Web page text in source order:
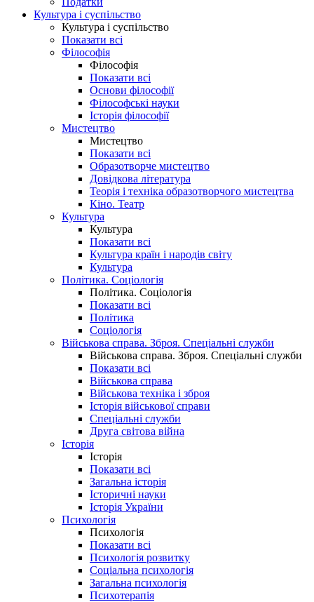
Культура і суспільство
Культура і суспільство
Показати всі
Філософія
Філософія
Показати всі
Основи філософії
Філософські науки
Історія філософії
Мистецтво
Мистецтво
Показати всі
Образотворче мистецтво
Довідкова література
Теорія і техніка образотворчого мистецтва
Кіно. Театр
Культура
Культура
Показати всі
Культура країн і народів світу
Культура
Політика. Соціологія
Політика. Соціологія
Показати всі
Політика
Соціологія
Військова справа. Зброя. Спеціальні служби
Військова справа. Зброя. Спеціальні служби
Показати всі
Військова справа
Військова техніка і зброя
Історія військової справи
Спеціальні служби
Друга світова війна
Історія
Історія
Показати всі
Загальна історія
Історичні науки
Історія України
Психологія
Психологія
Показати всі
Психологія розвитку
Соціальна психологія
Загальна психологія
Психотерапія